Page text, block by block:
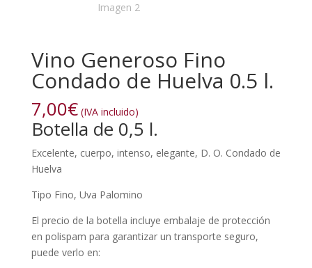
Vino Generoso Fino
Condado de Huelva 0.5 l.
7,00€ (IVA incluido)
Botella de 0,5 l.
Excelente, cuerpo, intenso, elegante, D. O. Condado de
Huelva
Tipo Fino, Uva Palomino
El precio de la botella incluye embalaje de protección
en polispam para garantizar un transporte seguro,
puede verlo en: